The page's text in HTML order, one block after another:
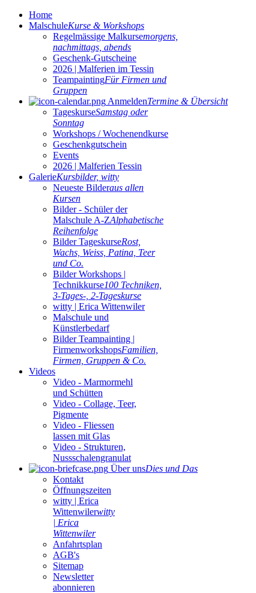
Home
MalschuleKurse & Workshops
Regelmässige Malkursemorgens,
nachmittags, abends
Geschenk-Gutscheine
2026 | Malferien im Tessin
TeampaintingFür Firmen und
Gruppen
AnmeldenTermine & Übersicht
TageskurseSamstag oder
Sonntag
Workshops / Wochenendkurse
Geschenkgutschein
Events
2026 | Malferien Tessin
GalerieKursbilder, witty
Neueste Bilderaus allen
Kursen
Bilder - Schüler der
Malschule A-ZAlphabetische
Reihenfolge
Bilder TageskurseRost,
Wachs, Weiss, Patina, Teer
und Co.
Bilder Workshops |
Technikkurse100 Techniken,
3-Tages-, 2-Tageskurse
witty | Erica Wittenwiler
Malschule und
Künstlerbedarf
Bilder Teampainting |
FirmenworkshopsFamilien,
Firmen, Gruppen & Co.
Videos
Video - Marmormehl
und Schütten
Video - Collage, Teer,
Pigmente
Video - Fliessen
lassen mit Glas
Video - Strukturen,
Nussschalengranulat
Über unsDies und Das
Kontakt
Öffnungszeiten
witty | Erica
Wittenwilerwitty
| Erica
Wittenwiler
Anfahrtsplan
AGB's
Sitemap
Newsletter
abonnieren